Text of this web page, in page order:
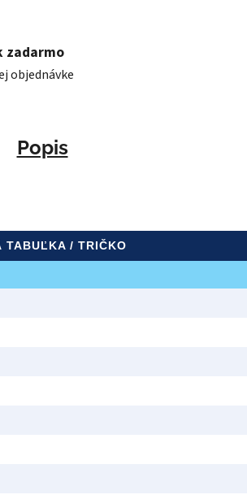
zadarmo
objednávke
Popis
TABUĽKA / TRIČKO